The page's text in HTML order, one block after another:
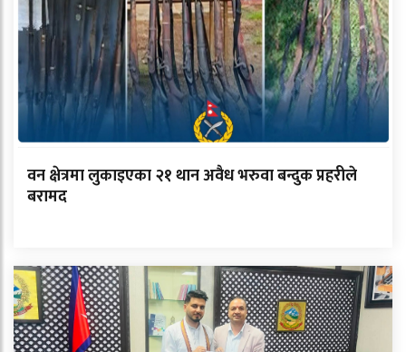
वन क्षेत्रमा लुकाइएका २१ थान अवैध भरुवा बन्दुक प्रहरीले
बरामद